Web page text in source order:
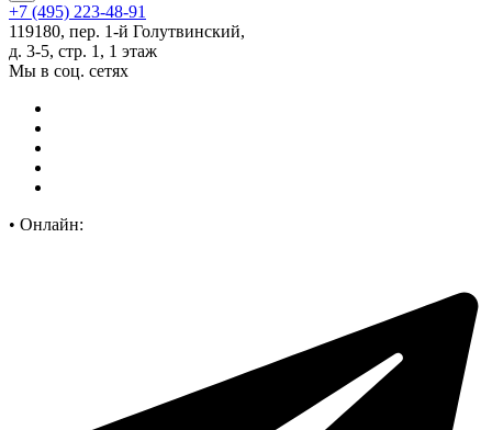
+7 (495) 223-48-91
119180, пер. 1-й Голутвинский,
д. 3-5, стр. 1, 1 этаж
Мы в соц. сетях
• Онлайн: